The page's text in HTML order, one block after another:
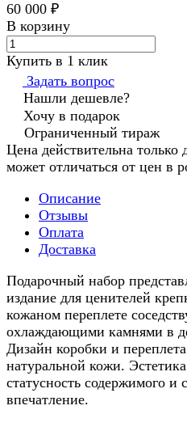
60 000 ₽
В корзину
Купить в 1 клик
Задать вопрос
Нашли дешевле?
Хочу в подарок
Ограниченный тираж
Цена действительна только
может отличаться от цен в
Описание
Отзывы
Оплата
Доставка
Подарочный набор
издание для ценителей
кожаном переплете
охлаждающими камнями в
Дизайн коробки и
натуральной кожи.
статусность содержимого и
впечатление.